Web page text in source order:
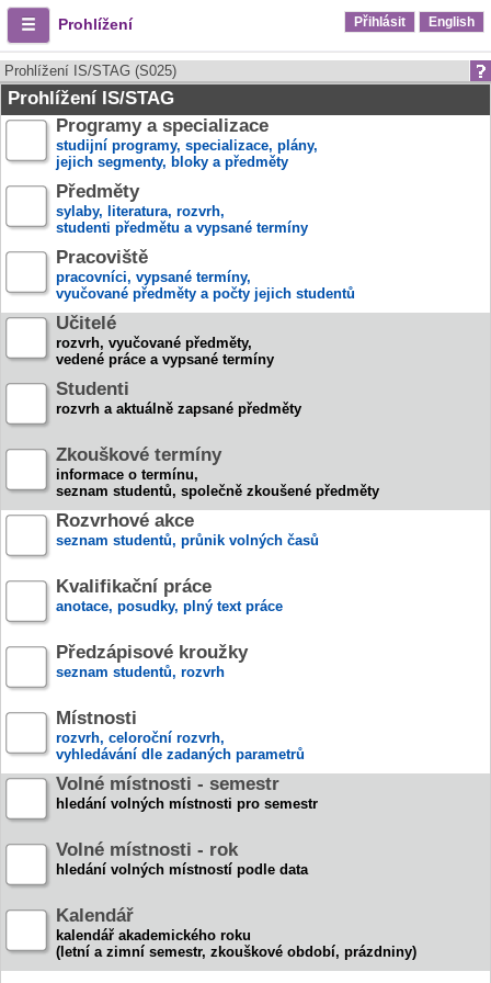
Prohlížení Přihlásit English
Prohlížení IS/STAG (S025)
Prohlížení IS/STAG
Programy a specializace
studijní programy, specializace, plány,
jejich segmenty, bloky a předměty
Předměty
sylaby, literatura, rozvrh,
studenti předmětu a vypsané termíny
Pracoviště
pracovníci, vypsané termíny,
vyučované předměty a počty jejich studentů
Učitelé
rozvrh, vyučované předměty,
vedené práce a vypsané termíny
Studenti
rozvrh a aktuálně zapsané předměty
Zkouškové termíny
informace o termínu,
seznam studentů, společně zkoušené předměty
Rozvrhové akce
seznam studentů, průnik volných časů
Kvalifikační práce
anotace, posudky, plný text práce
Předzápisové kroužky
seznam studentů, rozvrh
Místnosti
rozvrh, celoroční rozvrh,
vyhledávání dle zadaných parametrů
Volné místnosti - semestr
hledání volných místnosti pro semestr
Volné místnosti - rok
hledání volných místností podle data
Kalendář
kalendář akademického roku
(letní a zimní semestr, zkouškové období, prázdniny)